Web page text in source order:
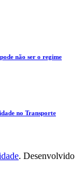
não ser o regime
no Transporte
. Desenvolvido